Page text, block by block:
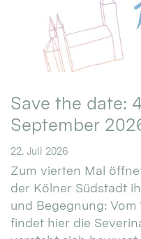
Save the date:
September
22. Juli 2026
Zum vierten Mal
der Kölner Südstadt
und Begegnung: Vom
findet hier die